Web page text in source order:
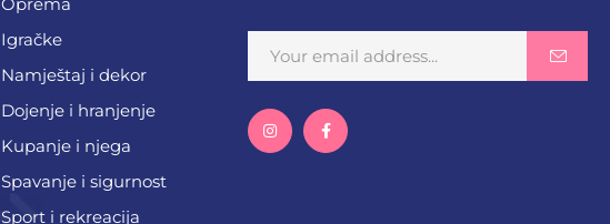
Igračke
Namještaj i dekor
Dojenje i hranjenje
Kupanje i njega
Spavanje i sigurnost
Sport i rekreacija